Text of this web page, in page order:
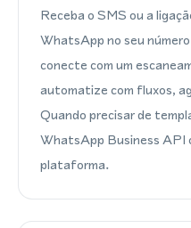
Receba o SMS ou a
WhatsApp no seu
conecte com um
automatize com fluxos,
Quando precisar de
WhatsApp Business API
plataforma.